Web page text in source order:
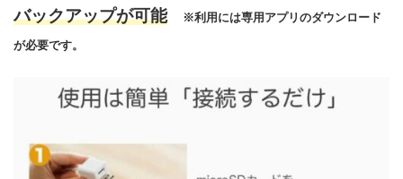
バックアップが可能※利用には専用アプリのダウンロード
が必要です。